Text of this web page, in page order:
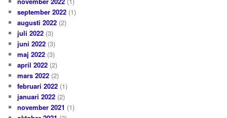
september 2022 (1)
augusti 2022 (2)
juli 2022 (3)
juni 2022 (3)
maj 2022 (3)
april 2022 (2)
mars 2022 (2)
februari 2022 (1)
januari 2022 (2)
november 2021 (1)